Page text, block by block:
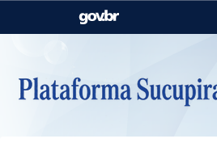
Casa Civil
Pecuária e Abastecimento